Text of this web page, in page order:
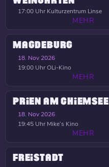
17:00 Uhr Kulturzentrum Linse
MEHR
MAGDEBURG
18. Nov 2026
19:00 UhrOLi-Kino
MEHR
PRIEN AM CHIEMSEE
18. Nov 2026
19:45 Uhr Mike’s Kino
MEHR
FREISTADT